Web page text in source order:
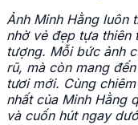
Ảnh Minh Hằng luôn
nhờ vẻ đẹp tựa thiên
tượng. Mỗi bức ảnh
rũ, mà còn mang
tươi mới. Cùng
nhất của Minh Hằng
và cuốn hút ngay